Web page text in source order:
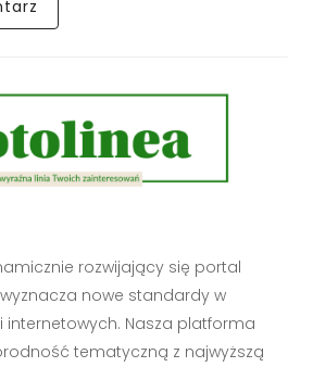
rozwijający się portal
nowe standardy w
internetowych. Nasza platforma
tematyczną z najwyższą